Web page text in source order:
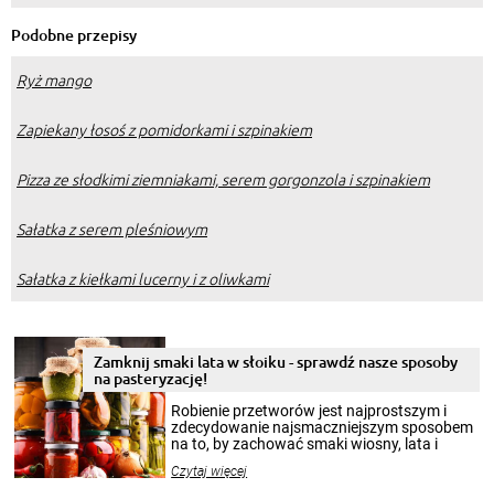
Podobne przepisy
Ryż mango
Zapiekany łosoś z pomidorkami i szpinakiem
Pizza ze słodkimi ziemniakami, serem gorgonzola i szpinakiem
Sałatka z serem pleśniowym
Sałatka z kiełkami lucerny i z oliwkami
Zamknij smaki lata w słoiku - sprawdź nasze sposoby
na pasteryzację!
Robienie przetworów jest najprostszym i
zdecydowanie najsmaczniejszym sposobem
na to, by zachować smaki wiosny, lata i
krajobrazów, by cieszyć nimi oko w sezonie
Czytaj więcej